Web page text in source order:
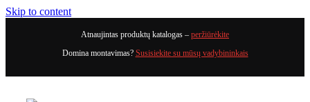
Skip to content
Atnaujintas produktų katalogas – peržiūrėkite
Domina montavimas? Susisiekite su mūsų vadybininkais